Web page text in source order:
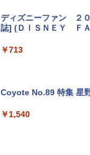
ディズニーファン ２
誌] (ＤＩＳＮＥＹ Ｆ
￥713
Coyote No.89 特集 星
￥1,540